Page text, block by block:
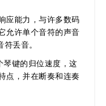
应能力，与许多数码
允许单个音符的声音
丢音。
琴键的归位速度，这
点，并在断奏和连奏